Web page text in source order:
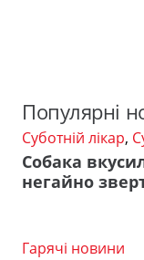
Популярні
Суботній лікар,
Собака
негайно
Гарячі новини